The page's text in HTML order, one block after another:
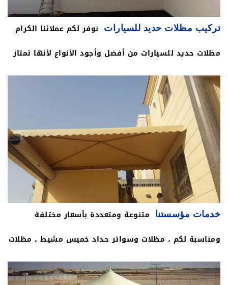
تركيب مظلات حديد للسيارات
نوفر لكم عملائنا الكرام
مظلات حديد للسيارات من أفضل وأجود الأنواع لأنها تمتاز
بالصلابة والقوة ، صور تركيب مظلات سيارات حديثة ، نوفر
لكم جميع أنواع الدهانات والطلاء ليتمكن العملاء الكرام من
اختيار الألوان المفضلة لديهم، ويتوافر لدينا جميع أنواع
العوازل الخاصة بالمظلات الحديدية لمقاومة الصدأ والتآكل
وبالتالي يزيد من عمرها الافتراضي .
خدمات مؤسستنا
متنوعة ومتعددة بأسعار مختلفة
ومناسبة لكم ، مظلات وسواتر حداد خميس مشيط ، مظلات
سيارات ومظلة لكسان وجلسات خارجية للحدائق ، مظلات